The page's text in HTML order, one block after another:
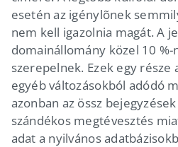
esetén az igénylõnek
nem kell igazolnia magát. A
domainállomány közel 10
szerepelnek. Ezek egy része
egyéb változásokból adódó
azonban az össz
szándékos megtévesztés
adat a nyilvános